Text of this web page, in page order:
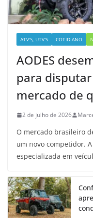
ATV'S, UTV'S COTIDIANO
AODES
para
mercado de
2 de julho de 2026
O mercado brasileiro
um novo competidor.
especializada em